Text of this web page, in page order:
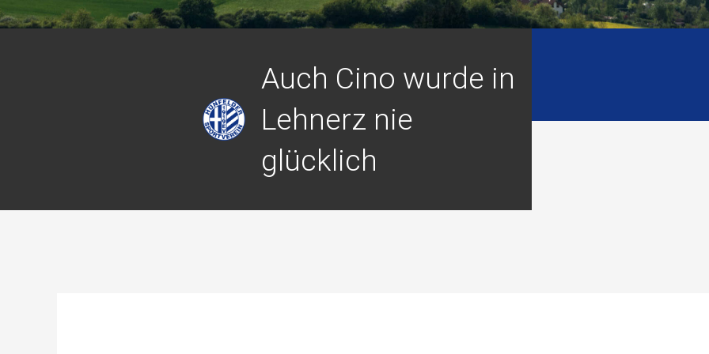
Auch Cino wurde in
Lehnerz nie
glücklich